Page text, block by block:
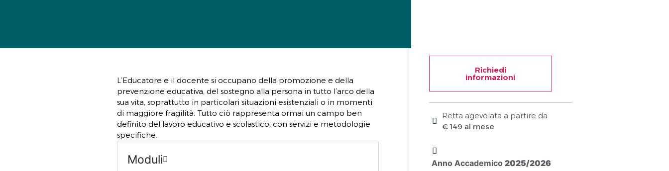
L’Educatore e il docente si occupano della promozione e della
prevenzione educativa, del sostegno alla persona in tutto l’arco della
sua vita, soprattutto in particolari situazioni esistenziali o in momenti
di maggiore fragilità. Tutto ciò rappresenta ormai un campo ben
definito del lavoro educativo e scolastico, con servizi e metodologie
specifiche.
Moduli
Richiedi
informazioni
Retta agevolata a partire da
€ 149 al mese
Anno Accademico2025/2026